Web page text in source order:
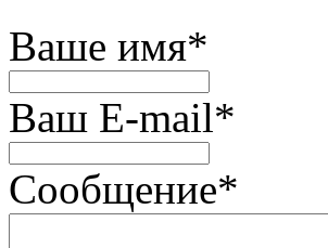
Ваше имя*
Ваш E-mail*
Сообщение*